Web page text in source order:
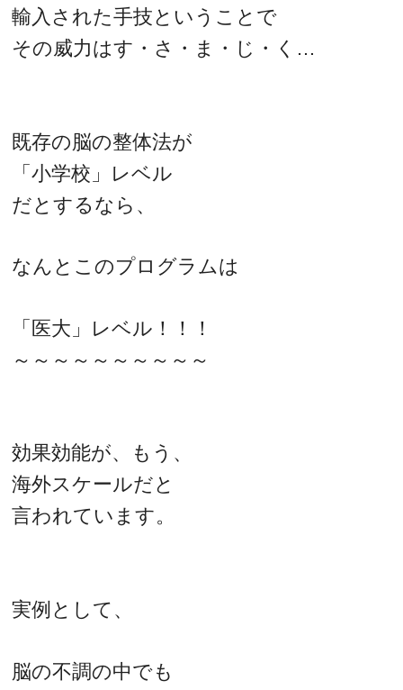
輸入された手技ということで
その威力はす・さ・ま・じ・く…
既存の脳の整体法が
「小学校」レベル
だとするなら、
なんとこのプログラムは
「医大」レベル！！！
～～～～～～～～～～
効果効能が、もう、
海外スケールだと
言われています。
実例として、
脳の不調の中でも